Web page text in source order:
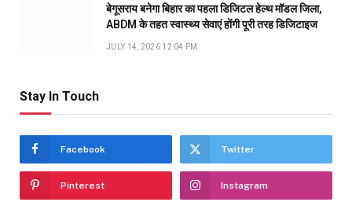
बेगूसराय बनेगा बिहार का पहला डिजिटल हेल्थ मॉडल जिला,
ABDM के तहत स्वास्थ्य सेवाएं होंगी पूरी तरह डिजिटाइज
JULY 14, 2026 12:04 PM
Stay In Touch
Facebook Twitter
Pinterest Instagram